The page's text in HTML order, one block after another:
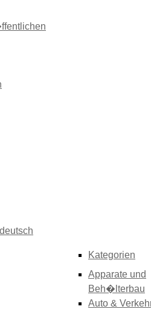
Kategorien
Apparate und
Beh�lterbau
Auto &